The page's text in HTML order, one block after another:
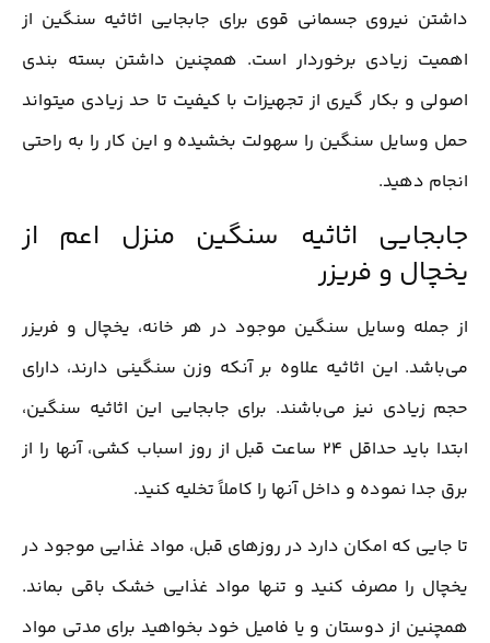
داشتن نیروی جسمانی قوی برای جابجایی اثاثیه سنگین از
اهمیت زیادی برخوردار است. همچنین داشتن بسته بندی
اصولی و بکار گیری از تجهیزات با کیفیت تا حد زیادی میتواند
حمل وسایل سنگین را سهولت بخشیده و این کار را به راحتی
انجام دهید.
جابجایی اثاثیه سنگین منزل اعم از
یخچال و فریزر
از جمله وسایل سنگین موجود در هر خانه، یخچال و فریزر
می‌باشد. این اثاثیه علاوه بر آنکه وزن سنگینی دارند، دارای
حجم زیادی نیز می‌باشند. برای جابجایی این اثاثیه سنگین،
ابتدا باید حداقل 24 ساعت قبل از روز اسباب کشی، آنها را از
برق جدا نموده و داخل آنها را کاملاً تخلیه کنید.
تا جایی که امکان دارد در روزهای قبل، مواد غذایی موجود در
یخچال را مصرف کنید و تنها مواد غذایی خشک باقی بماند.
همچنین از دوستان و یا فامیل خود بخواهید برای مدتی مواد